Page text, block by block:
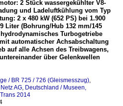
2 Stück wassergekühlter V8-
und Ladeluftkühlung vom Typ
2 x 480 kW (652 PS) bei 1.900
Liter (Bohrung/Hub 132 mm/145
Turbogetriebe
automatischer Achsabschaltung
auf alle Achsen des Treibwagens,
über Gelenkwellen
/ BR 725 / 726 (Gleismesszug)
AG Deutschland / Museen,
2014